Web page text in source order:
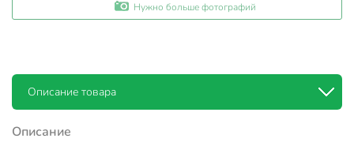
Нужно больше фотографий
Описание товара
Описание